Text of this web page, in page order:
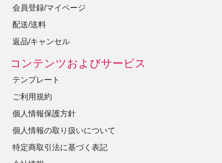
会員登録/マイページ
配送/送料
返品/キャンセル
コンテンツおよびサービス
テンプレート
ご利用規約
個人情報保護方針
個人情報の取り扱いについて
特定商取引法に基づく表記